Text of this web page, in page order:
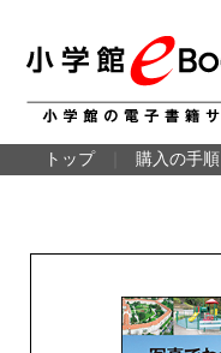
トップ 購入の手順